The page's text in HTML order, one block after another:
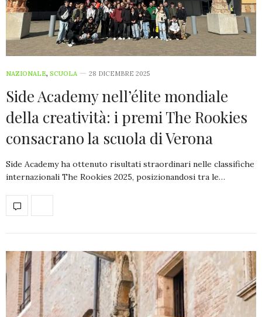
NAZIONALE, SCUOLA 28 DICEMBRE 2025
Side Academy nell’élite mondiale
della creatività: i premi The Rookies
consacrano la scuola di Verona
Side Academy ha ottenuto risultati straordinari nelle classifiche
internazionali The Rookies 2025, posizionandosi tra le…